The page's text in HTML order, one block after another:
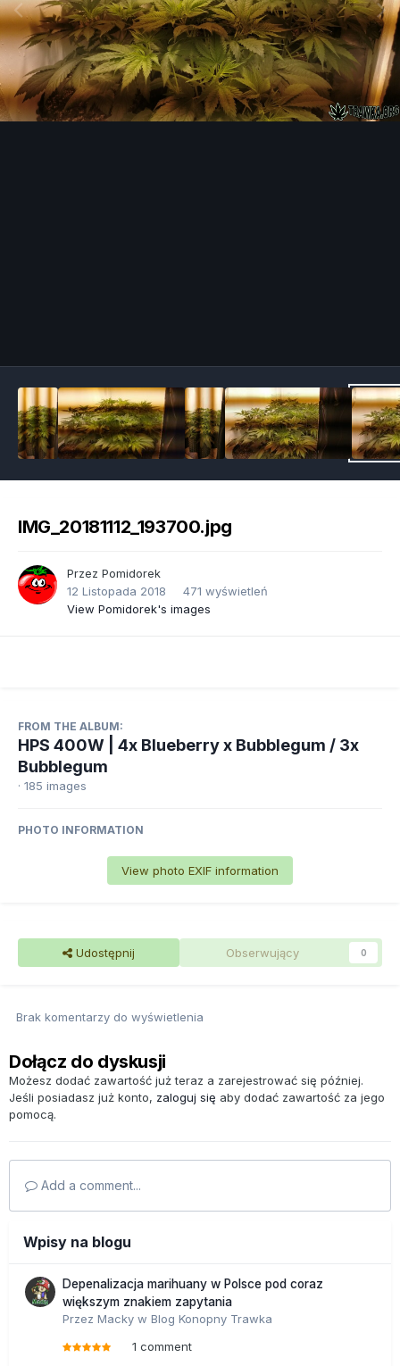
IMG_20181112_193700.jpg
Przez Pomidorek
12 Listopada 2018
471 wyświetleń
View Pomidorek's images
FROM THE ALBUM:
HPS 400W | 4x Blueberry x Bubblegum / 3x
Bubblegum
· 185 images
PHOTO INFORMATION
View photo EXIF information
Udostępnij Obserwujący 0
Brak komentarzy do wyświetlenia
Dołącz do dyskusji
Możesz dodać zawartość już teraz a zarejestrować się później.
Jeśli posiadasz już konto, zaloguj się aby dodać zawartość za jego
pomocą.
Add a comment...
Wpisy na blogu
Depenalizacja marihuany w Polsce pod coraz
większym znakiem zapytania
Przez Macky w Blog Konopny Trawka
1 comment